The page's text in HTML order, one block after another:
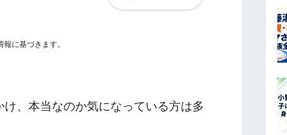
に基づきます。
、本当なのか気になっている方は多